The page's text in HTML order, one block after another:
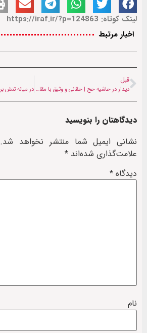
لینک کوتاه: https://iraf.ir/?p=124863
اخبار مرتبط
قبل
دیدار در حاشیه حج | حقانی و وثیق با مقام‌های امنیتی سوریه دیدار کردند
دیدگاهتان را بنویسید
نشانی ایمیل شما منتشر نخواهد شد.
علامت‌گذاری شده‌اند *
دیدگاه *
نام